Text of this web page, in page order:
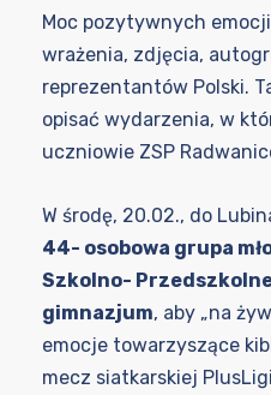
Moc pozytywnych
wrażenia, zdjęcia,
reprezentantów Polski.
opisać wydarzenia, w
uczniowie ZSP
W środę, 20.02., do
44- osobowa grupa
Szkolno-
gimnazjum, aby „na
emocje towarzyszące
mecz siatkarskiej